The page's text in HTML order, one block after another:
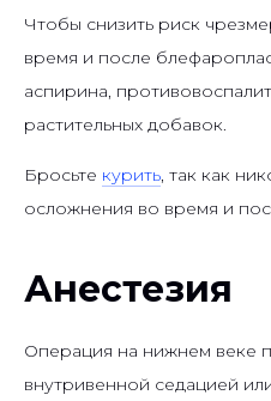
Чтобы снизить риск
время и после
аспирина,
растительных добавок.
Бросьте курить, так как
осложнения во время и
Анестезия
Операция на нижнем веке
внутривенной седацией